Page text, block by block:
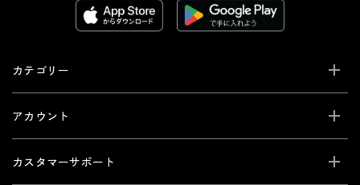
カテゴリー
アカウント
カスタマーサポート